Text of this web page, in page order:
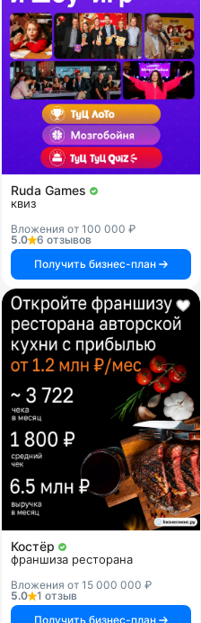
Ruda Games
квиз
Вложения от 100 000 ₽
5.0
6 отзывов
Получить бизнес-план
Костёр
франшиза ресторана
Вложения от 15 000 000 ₽
5.0
1 отзыв
Получить бизнес-план